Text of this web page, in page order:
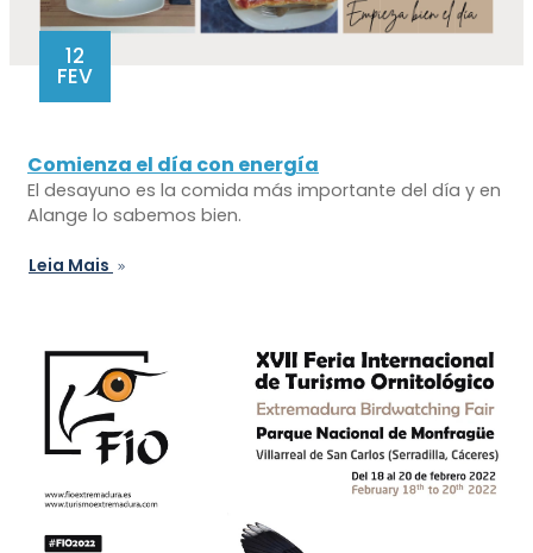
12
FEV
Comienza el día con energía
El desayuno es la comida más importante del día y en
Alange lo sabemos bien.
Leia Mais